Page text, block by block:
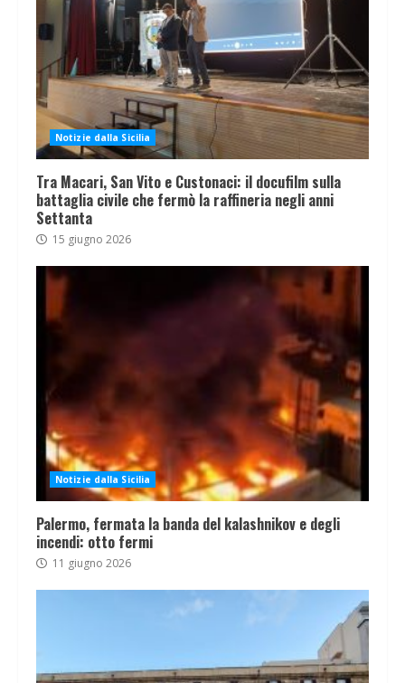
Notizie dalla Sicilia
Tra Macari, San Vito e Custonaci: il docufilm sulla
battaglia civile che fermò la raffineria negli anni
Settanta
15 giugno 2026
Notizie dalla Sicilia
Palermo, fermata la banda del kalashnikov e degli
incendi: otto fermi
11 giugno 2026